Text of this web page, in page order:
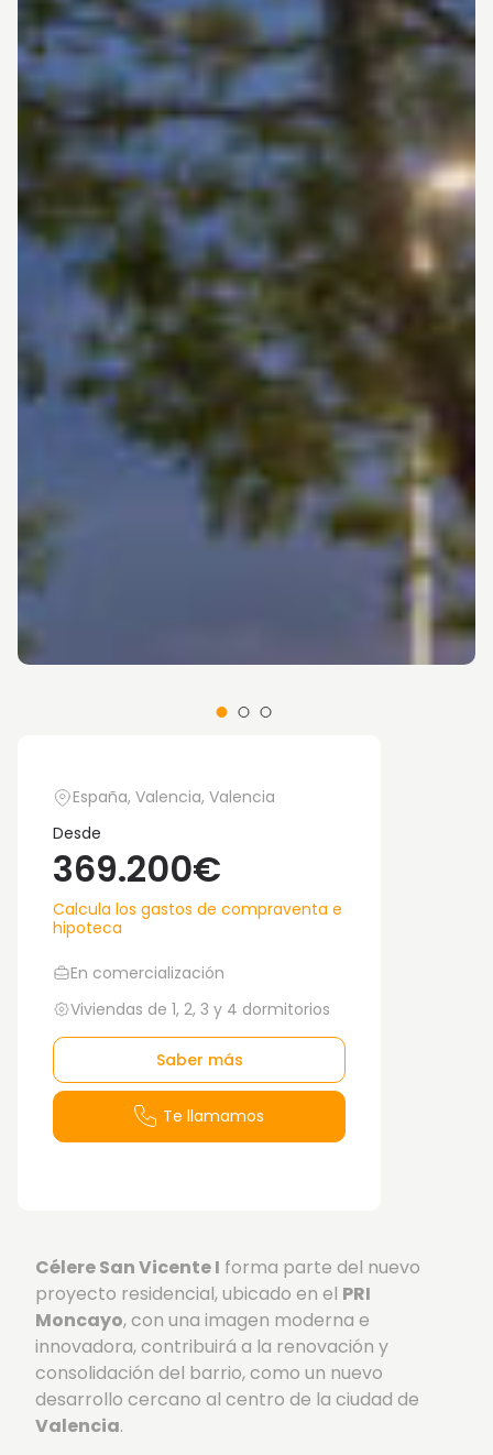
España, Valencia, Valencia
Desde
369.200€
Calcula los gastos de compraventa e
hipoteca
En comercialización
Viviendas de 1, 2, 3 y 4 dormitorios
Saber más
Te llamamos
Célere San Vicente I forma parte del nuevo
proyecto residencial, ubicado en el PRI
Moncayo, con una imagen moderna e
innovadora, contribuirá a la renovación y
consolidación del barrio, como un nuevo
desarrollo cercano al centro de la ciudad de
Valencia.